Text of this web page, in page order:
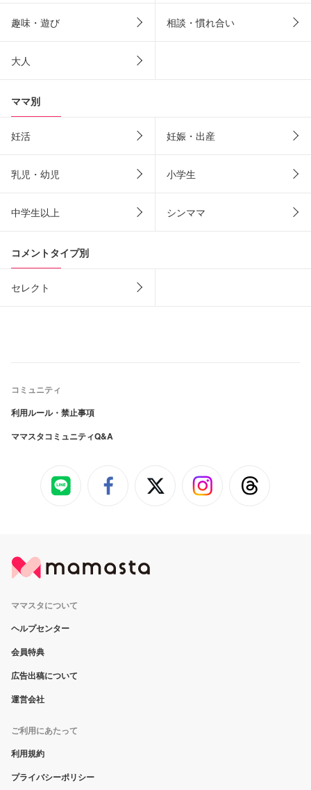
趣味・遊び 相談・慣れ合い
大人
ママ別
妊活 妊娠・出産
乳児・幼児 小学生
中学生以上 シンママ
コメントタイプ別
セレクト
コミュニティ
利用ルール・禁止事項
ママスタコミュニティQ&A
ママスタについて
ヘルプセンター
会員特典
広告出稿について
運営会社
ご利用にあたって
利用規約
プライバシーポリシー